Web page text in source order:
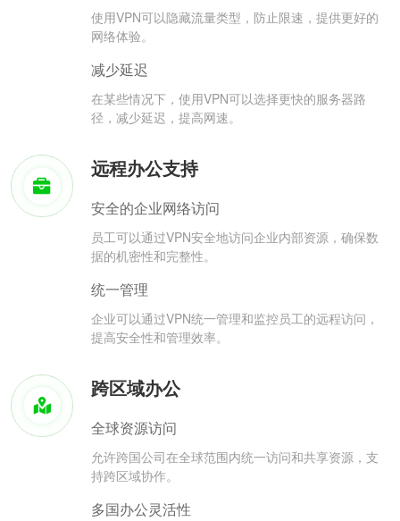
使用VPN可以隐藏流量类型，防止限速，提供更好的
网络体验。
减少延迟
在某些情况下，使用VPN可以选择更快的服务器路
径，减少延迟，提高网速。
远程办公支持
安全的企业网络访问
员工可以通过VPN安全地访问企业内部资源，确保数
据的机密性和完整性。
统一管理
企业可以通过VPN统一管理和监控员工的远程访问，
提高安全性和管理效率。
跨区域办公
全球资源访问
允许跨国公司在全球范围内统一访问和共享资源，支
持跨区域协作。
多国办公灵活性